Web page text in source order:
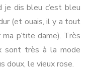
dis bleu c’est bleu
(et ouais, il y a tout
p’tite dame). Très
sont très à la mode
doux, le vieux rose.